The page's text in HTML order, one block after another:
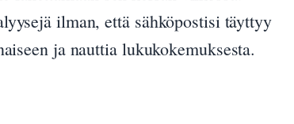
ilman, että sähköpostisi täyttyy
ja nauttia lukukokemuksesta.